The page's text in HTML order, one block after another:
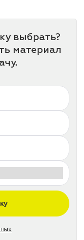
выбрать?
материал